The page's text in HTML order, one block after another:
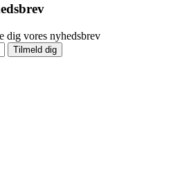
dig vores nyhedsbrev
Tilmeld dig